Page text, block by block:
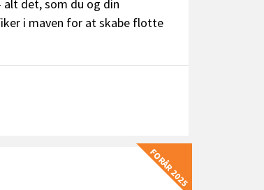
det, som du og din
i maven for at skabe flotte
FORÅR 2025